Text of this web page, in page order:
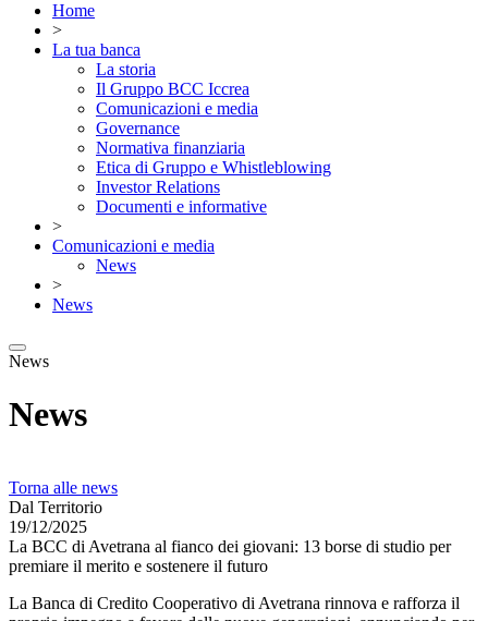
Home
>
La tua banca
La storia
Il Gruppo BCC Iccrea
Comunicazioni e media
Governance
Normativa finanziaria
Etica di Gruppo e Whistleblowing
Investor Relations
Documenti e informative
>
Comunicazioni e media
News
>
News
News
News
Torna alle news
Dal Territorio
19/12/2025
La BCC di Avetrana al fianco dei giovani: 13 borse di studio per
premiare il merito e sostenere il futuro
La Banca di Credito Cooperativo di Avetrana rinnova e rafforza il